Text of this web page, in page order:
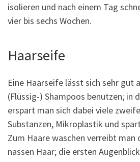
isolieren und nach einem Tag
vier bis sechs Wochen.
Haarseife
Eine Haarseife lässt sich sehr gut
(Flüssig-) Shampoos benutzen; in
erspart man sich dabei viele
Substanzen, Mikroplastik und
Zum Haare waschen verreibt man
nassen Haar; die ersten